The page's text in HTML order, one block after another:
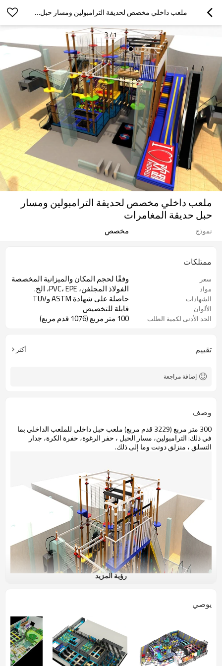
ملعب داخلي مخصص لحديقة الترامبولين ومسار حبل حديقة المغامرات
1
/
3
ملعب داخلي مخصص لحديقة الترامبولين ومسار
حبل حديقة المغامرات
نموذج مخصص
ممتلكات
سعر وفقًا لحجم المكان والميزانية المخصصة
مواد الفولاذ المجلفن، PVC، EPE، الخ.
الشهادات حاصلة على شهادة ASTM وTUV
الألوان قابلة للتخصيص
الحد الأدنى لكمية الطلب 100 متر مربع (1076 قدم مربع)
تقييم أكثر
إضافة مراجعة
وصف
300 متر مربع (3229 قدم مربع) ملعب حبل داخلي للملعب الداخلي بما
في ذلك:الترامبولين، مسار الحبل ، حفر الرغوة، حفرة الكرة، جدار
التسلق، منزلق دونت وما إلى ذلك.
رؤية المزيد
يوصي